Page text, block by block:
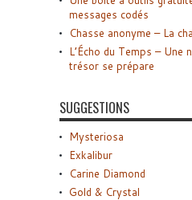
messages codés
Chasse anonyme – La
L’Écho du Temps – Une
trésor se prépare
SUGGESTIONS
Mysteriosa
Exkalibur
Carine Diamond
Gold & Crystal